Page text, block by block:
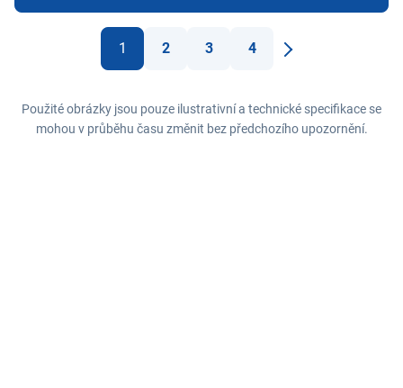
1 2 3
4
Použité obrázky jsou pouze ilustrativní a technické specifikace se
mohou v průběhu času změnit bez předchozího upozornění.